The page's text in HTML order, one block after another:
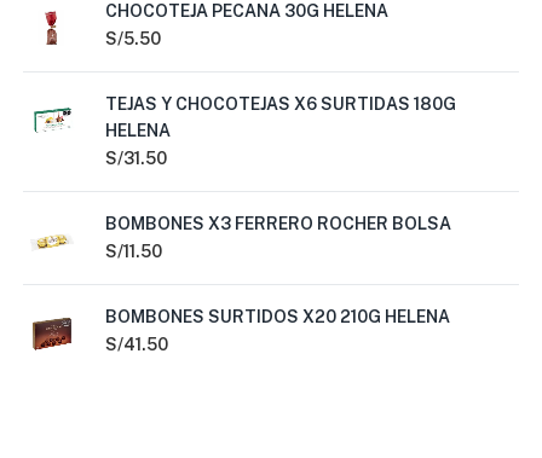
CHOCOTEJA PECANA 30G HELENA
S/5.50
TEJAS Y CHOCOTEJAS X6 SURTIDAS 180G
HELENA
S/31.50
BOMBONES X3 FERRERO ROCHER BOLSA
S/11.50
BOMBONES SURTIDOS X20 210G HELENA
S/41.50